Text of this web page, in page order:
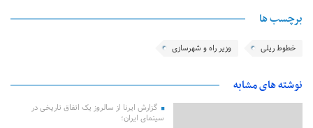
برچسب ها
خطوط ریلی وزیر راه و شهرسازی
نوشته های مشابه
گزارش ایرنا از سالروز یک اتفاق تاریخی در
سینمای ایران؛